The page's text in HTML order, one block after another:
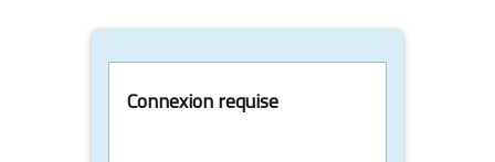
Connexion requise